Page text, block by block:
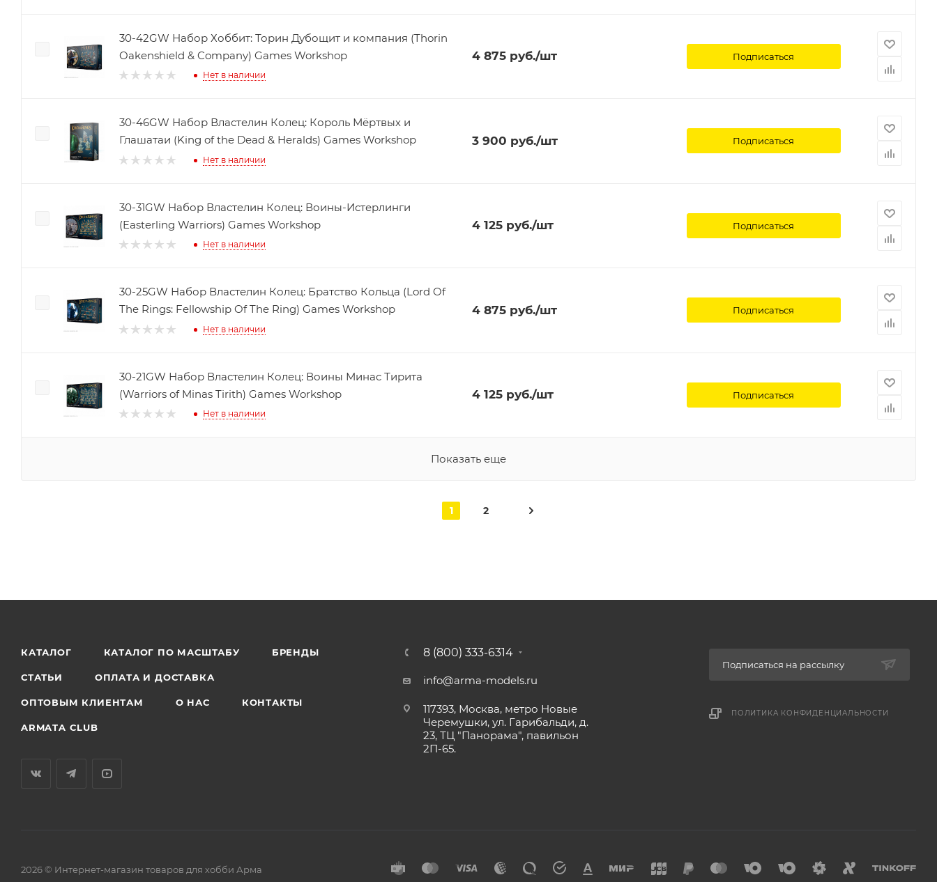
30-42GW Набор Хоббит: Торин Дубощит и компания (Thorin
Oakenshield & Company) Games Workshop
Нет в наличии
4 875руб./шт Подписаться
30-46GW Набор Властелин Колец: Король Мёртвых и
Глашатаи (King of the Dead & Heralds) Games Workshop
Нет в наличии
3 900 руб./шт Подписаться
30-31GW Набор Властелин Колец: Воины-Истерлинги
(Easterling Warriors) Games Workshop
Нет в наличии
4 125руб./шт Подписаться
30-25GW Набор Властелин Колец: Братство Кольца (Lord Of
The Rings: Fellowship Of The Ring) Games Workshop
Нет в наличии
4 875руб./шт Подписаться
30-21GW Набор Властелин Колец: Воины Минас Тирита
(Warriors of Minas Tirith) Games Workshop
Нет в наличии
4 125руб./шт Подписаться
Показать еще
1 2
КАТАЛОГ КАТАЛОГ ПО МАСШТАБУ БРЕНДЫ
СТАТЬИ ОПЛАТА И ДОСТАВКА
ОПТОВЫМ КЛИЕНТАМ О НАС КОНТАКТЫ
ARMATA CLUB
8 (800) 333-6314
info@arma-models.ru
117393, Москва, метро Новые
Черемушки, ул. Гарибальди, д.
23, ТЦ "Панорама", павильон
2П-65.
Подписаться на рассылку
ПОЛИТИКА КОНФИДЕНЦИАЛЬНОСТИ
2026 © Интернет-магазин товаров для хобби Арма